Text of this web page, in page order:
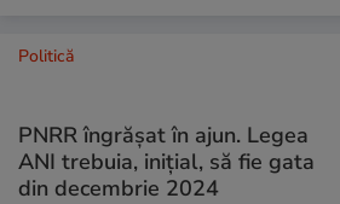
Politică
PNRR îngrășat în ajun. Legea
ANI trebuia, inițial, să fie gata
din decembrie 2024